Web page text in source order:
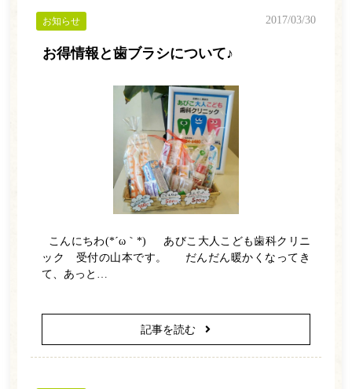
お得情報と歯ブラシについて♪
お知らせ 2017/03/30
こんにちわ(*´ω｀*) あびこ大人こども歯科クリニ
ック 受付の山本です。 だんだん暖かくなってき
て、あっと…
記事を読む
ホーム
医師紹介
診療案内
小児歯科
訪問歯科
予防歯科